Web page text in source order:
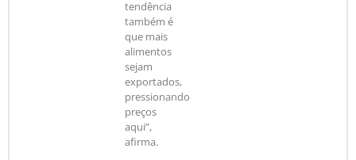
tendência
também é
que mais
alimentos
sejam
exportados,
pressionando
preços
aqui”,
afirma.